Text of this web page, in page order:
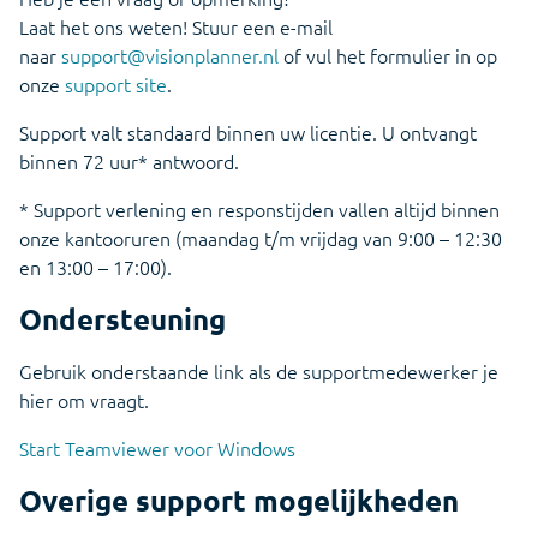
Laat het ons weten! Stuur een e-mail
naarsupport@visionplanner.nl of vul het formulier in op
onze support site.
Support valt standaard binnen uw licentie. U ontvangt
binnen 72 uur* antwoord.
* Support verlening en responstijden vallen altijd binnen
onze kantooruren (maandag t/m vrijdag van 9:00 – 12:30
en 13:00 – 17:00).
Ondersteuning
Gebruik onderstaande link als de supportmedewerker je
hier om vraagt.
Start Teamviewer voor Windows
Overige support mogelijkheden